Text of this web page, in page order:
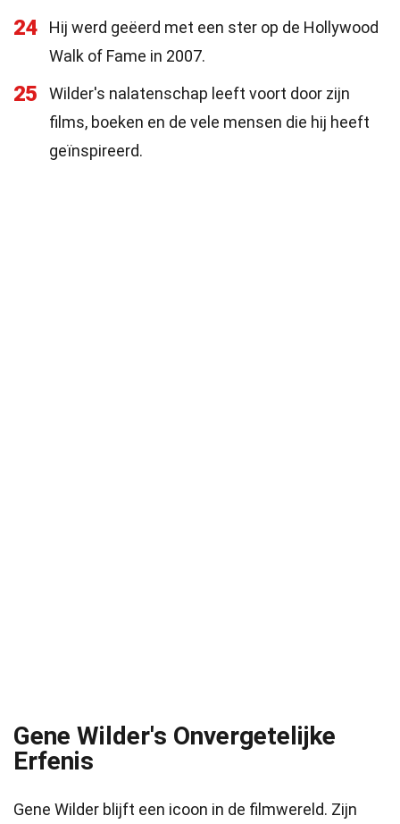
24
Hij werd geëerd met een ster op de Hollywood
Walk of Fame in 2007.
25
Wilder's nalatenschap leeft voort door zijn
films, boeken en de vele mensen die hij heeft
geïnspireerd.
Gene Wilder's Onvergetelijke
Erfenis
Gene Wilder blijft een icoon in de filmwereld. Zijn